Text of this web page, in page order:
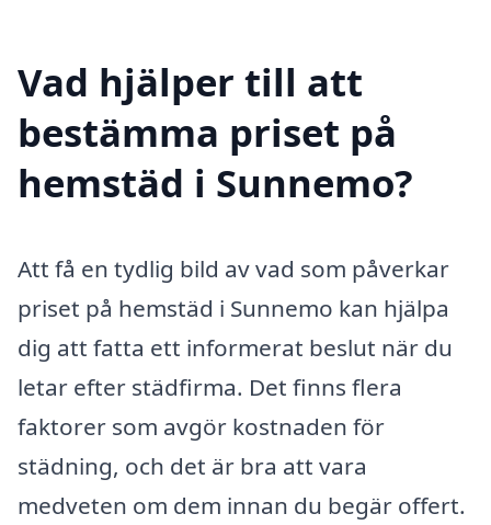
Vad hjälper till att
bestämma priset på
hemstäd i Sunnemo?
Att få en tydlig bild av vad som påverkar
priset på hemstäd i Sunnemo kan hjälpa
dig att fatta ett informerat beslut när du
letar efter städfirma. Det finns flera
faktorer som avgör kostnaden för
städning, och det är bra att vara
medveten om dem innan du begär offert.